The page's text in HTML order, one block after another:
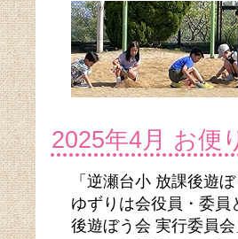
2025年4月 お便
「逆瀬台小 放課後遊
ゆずりは会役員・委
後遊ぼう会 実行委員